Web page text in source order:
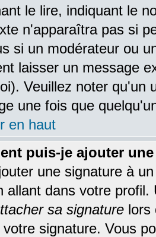
le lire, indiquant le
n'apparaîtra pas si
si un modérateur ou
laisser un message
Veuillez noter qu'un
une fois que
en haut
puis-je ajouter
une signature à
allant dans votre
sa signature lors
votre signature. Vous